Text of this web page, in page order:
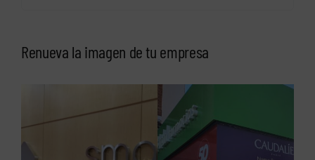
Renueva la imagen de tu empresa